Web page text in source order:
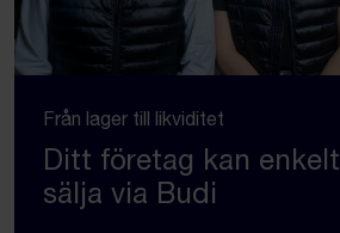
Från lager till likviditet
Ditt företag kan enkelt
sälja via Budi